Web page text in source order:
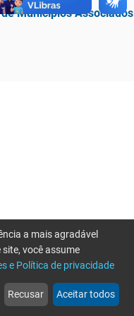
Municípios Associados
web
Notícias
more_horiz
Mais
a mais agradável
você assume
e Política de privacidade
Recusar Aceitar todos
novamente